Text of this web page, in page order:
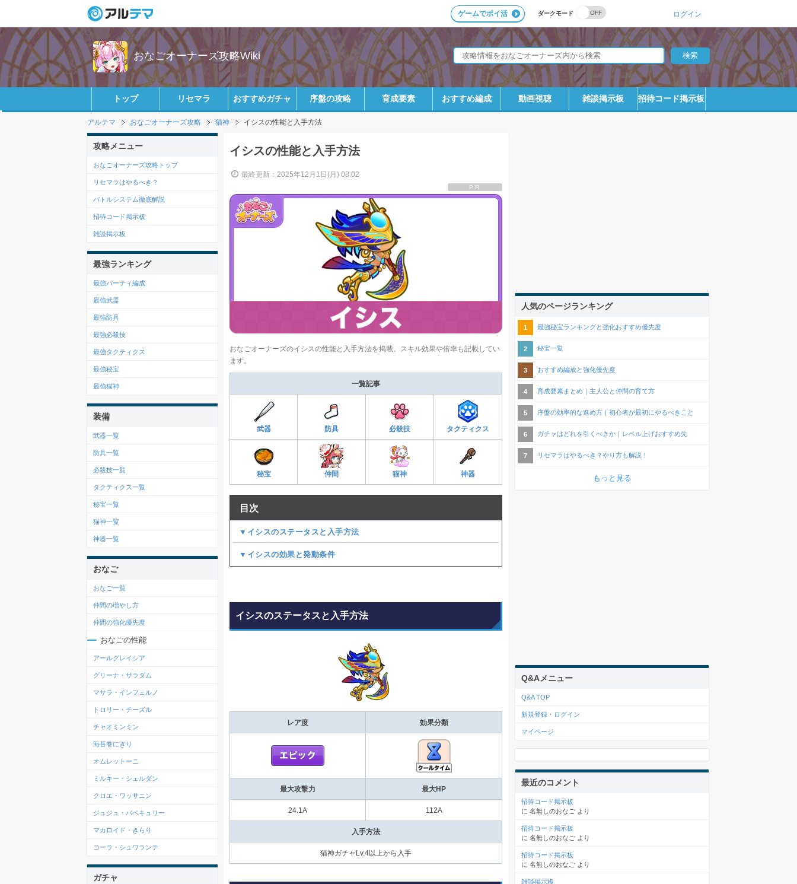
ダークモード
ゲームでポイ活 ログイン
おなごオーナーズ攻略Wiki
トップ リセマラ おすすめガチャ 序盤の攻略 育成要素 おすすめ編成 動画視聴 雑談掲示板 招待コード掲示板
アルテマ おなごオーナーズ攻略 猫神 イシスの性能と入手方法
イシスの性能と入手方法
最終更新：2025年12月1日(月) 08:02
PR
おなごオーナーズのイシスの性能と入手方法を掲載。スキル効果や倍率も記載してい
ます。
一覧記事
武器 防具 必殺技 タクティクス
秘宝 仲間 猫神 神器
目次
▼イシスのステータスと入手方法
▼イシスの効果と発動条件
イシスのステータスと入手方法
レア度 効果分類
最大攻撃力 最大HP
24.1A 112A
入手方法
猫神ガチャLv.4以上から入手
攻略メニュー
おなごオーナーズ攻略トップ
リセマラはやるべき？
バトルシステム徹底解説
招待コード掲示板
雑談掲示板
最強ランキング
最強パーティ編成
最強武器
最強防具
最強必殺技
最強タクティクス
最強秘宝
最強猫神
装備
武器一覧
防具一覧
必殺技一覧
タクティクス一覧
秘宝一覧
猫神一覧
神器一覧
おなご
おなご一覧
仲間の増やし方
仲間の強化優先度
おなごの性能
アールグレイシア
グリーナ・サラダム
マサラ・インフェルノ
トロリー・チーズル
チャオミンミン
海苔巻にぎり
オムレットーニ
ミルキー・シェルダン
クロエ・ワッサニン
ジュジュ・バベキュリー
マカロイド・きらり
コーラ・シュワランテ
ガチャ
人気のページランキング
最強秘宝ランキングと強化おすすめ優先度
秘宝一覧
おすすめ編成と強化優先度
育成要素まとめ｜主人公と仲間の育て方
序盤の効率的な進め方｜初心者が最初にやるべきこと
ガチャはどれを引くべきか｜レベル上げおすすめ先
リセマラはやるべき？やり方も解説！
もっと見る
Q&Aメニュー
Q&A TOP
新規登録・ログイン
マイページ
最近のコメント
招待コード掲示板
に 名無しのおなご より
招待コード掲示板
に 名無しのおなご より
招待コード掲示板
に 名無しのおなご より
雑談掲示板